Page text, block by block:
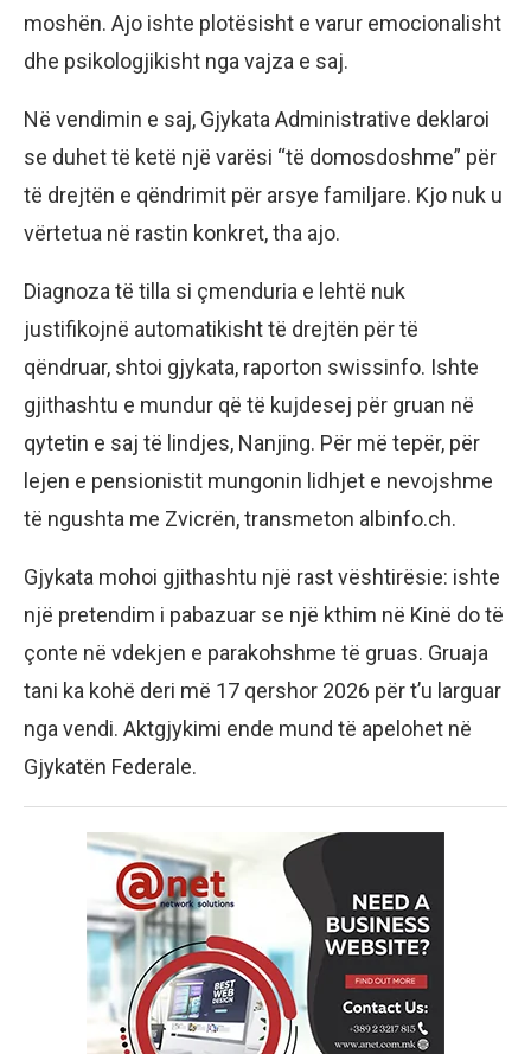
moshën. Ajo ishte plotësisht e varur emocionalisht
dhe psikologjikisht nga vajza e saj.
Në vendimin e saj, Gjykata Administrative deklaroi
se duhet të ketë një varësi “të domosdoshme” për
të drejtën e qëndrimit për arsye familjare. Kjo nuk u
vërtetua në rastin konkret, tha ajo.
Diagnoza të tilla si çmenduria e lehtë nuk
justifikojnë automatikisht të drejtën për të
qëndruar, shtoi gjykata, raporton swissinfo. Ishte
gjithashtu e mundur që të kujdesej për gruan në
qytetin e saj të lindjes, Nanjing. Për më tepër, për
lejen e pensionistit mungonin lidhjet e nevojshme
të ngushta me Zvicrën, transmeton albinfo.ch.
Gjykata mohoi gjithashtu një rast vështirësie: ishte
një pretendim i pabazuar se një kthim në Kinë do të
çonte në vdekjen e parakohshme të gruas. Gruaja
tani ka kohë deri më 17 qershor 2026 për t’u larguar
nga vendi. Aktgjykimi ende mund të apelohet në
Gjykatën Federale.